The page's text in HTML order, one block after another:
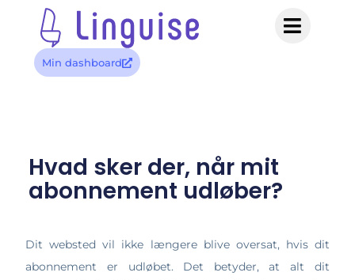
Min dashboard
Hvad sker der, når mit
abonnement udløber?
Dit websted vil ikke længere blive oversat, hvis dit
abonnement er udløbet. Det betyder, at alt dit